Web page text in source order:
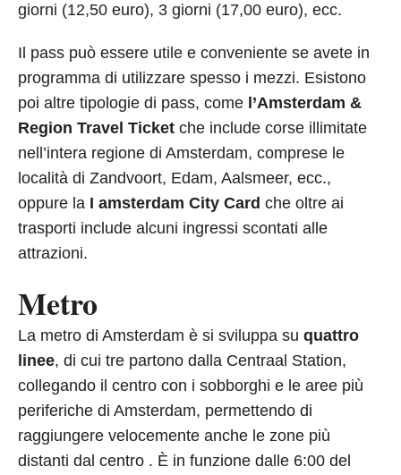
giorni (12,50 euro), 3 giorni (17,00 euro), ecc.
Il pass può essere utile e conveniente se avete in
programma di utilizzare spesso i mezzi. Esistono
poi altre tipologie di pass, come l’Amsterdam &
Region Travel Ticket che include corse illimitate
nell’intera regione di Amsterdam, comprese le
località di Zandvoort, Edam, Aalsmeer, ecc.,
oppure la I amsterdam City Card che oltre ai
trasporti include alcuni ingressi scontati alle
attrazioni.
Metro
La metro di Amsterdam è si sviluppa su quattro
linee, di cui tre partono dalla Centraal Station,
collegando il centro con i sobborghi e le aree più
periferiche di Amsterdam, permettendo di
raggiungere velocemente anche le zone più
distanti dal centro . È in funzione dalle 6:00 del